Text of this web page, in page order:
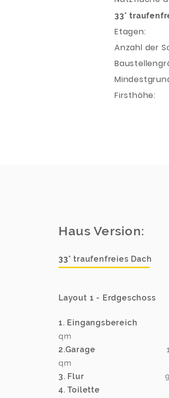
33°
Anzahl
Haus Version:
33°traufenfreies Dach
Layout 1 - Erdgeschoss
1. Eingangsbereich
qm
2.Garage
qm
3. Flur 9,80
4. Toilette 1,56